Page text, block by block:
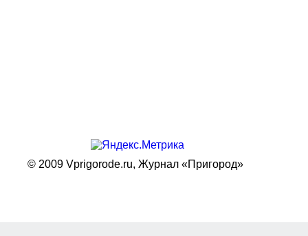
© 2009 Vprigorode.ru, Журнал «Пригород»